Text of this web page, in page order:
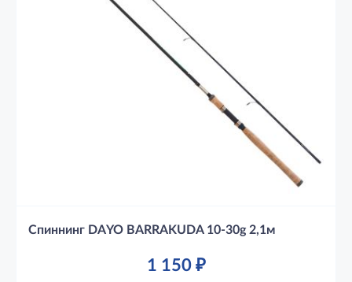
Спиннинг DAYO BARRAKUDA 10-30g 2,1м
1 150₽